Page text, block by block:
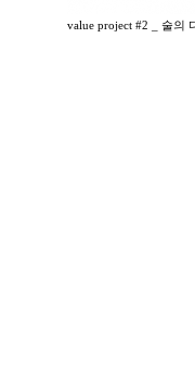
value project #2 _ 술의